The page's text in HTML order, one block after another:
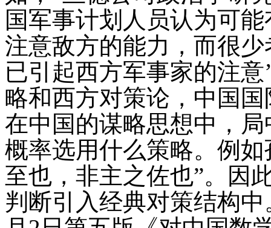
国军事计划人员认为可
注意敌方的能力，而很少
已引起西方军事家的注
略和西方对策论，中国国
在中国的谋略思想中，
概率选用什么策略。例
至也，非主之佐也”。因
判断引入经典对策结构中